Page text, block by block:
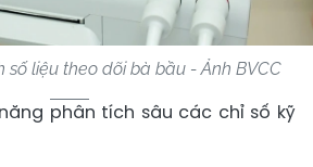
số liệu theo dõi bà bầu - Ảnh BVCC
phân tích sâu các chỉ số kỹ